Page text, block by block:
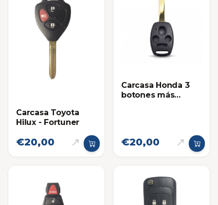
Carcasa Toyota
Hilux - Fortuner
€20,00
Carcasa Honda 3
botones más
€20,00